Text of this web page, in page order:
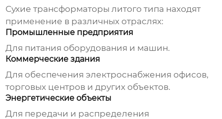
Сухие трансформаторы литого типа находят
применение в различных отраслях:
Промышленные предприятия
Для питания оборудования и машин.
Коммерческие здания
Для обеспечения электроснабжения офисов,
торговых центров и других объектов.
Энергетические объекты
Для передачи и распределения